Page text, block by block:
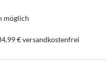
möglich
€ versandkostenfrei